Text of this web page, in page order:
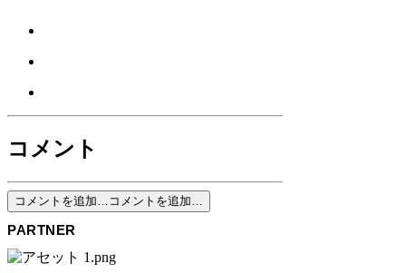
コメント
コメントを追加… コメントを追加…
​PARTNER